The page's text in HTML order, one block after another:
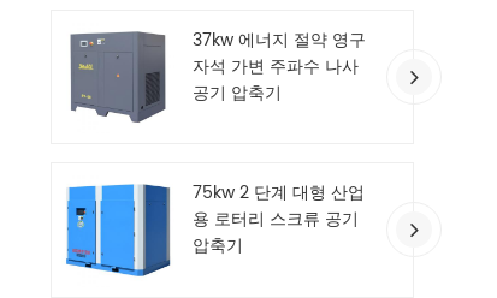
37kw 에너지 절약 영구
자석 가변 주파수 나사
공기 압축기
75kw 2 단계 대형 산업
용 로터리 스크류 공기
압축기